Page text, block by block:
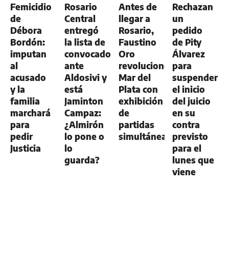
Femicidio
de
Débora
Bordón:
imputan
al
acusado
y la
familia
marchará
para
pedir
Justicia
Rosario
Central
entregó
la lista de
convocados
ante
Aldosivi y
está
Jaminton
Campaz:
¿Almirón
lo pone o
lo
guarda?
Antes de
llegar a
Rosario,
Faustino
Oro
revolucionó
Mar del
Plata con
exhibición
de
partidas
simultáneas
Rechazan
un
pedido
de Pity
Álvarez
para
suspender
el inicio
del juicio
en su
contra
previsto
para el
lunes que
viene